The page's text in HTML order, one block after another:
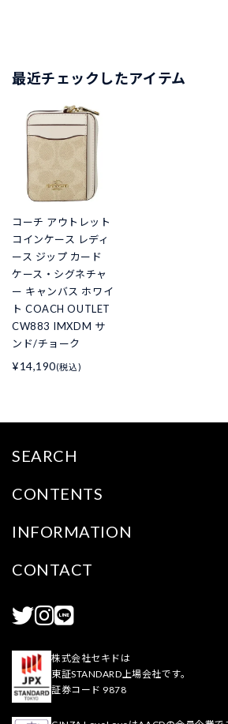
最近チェックしたアイテム
コーチ アウトレット
コインケース レディ
ース ジップ カード
ケース・シグネチャ
ー キャンバス ホワイ
ト COACH OUTLET
CW883 IMXDM サ
ンド/チョーク
¥14,190(税込)
SEARCH
CONTENTS
INFORMATION
CONTACT
株式会社セキドは
東証STANDARD上場会社です。
証券コード 9878